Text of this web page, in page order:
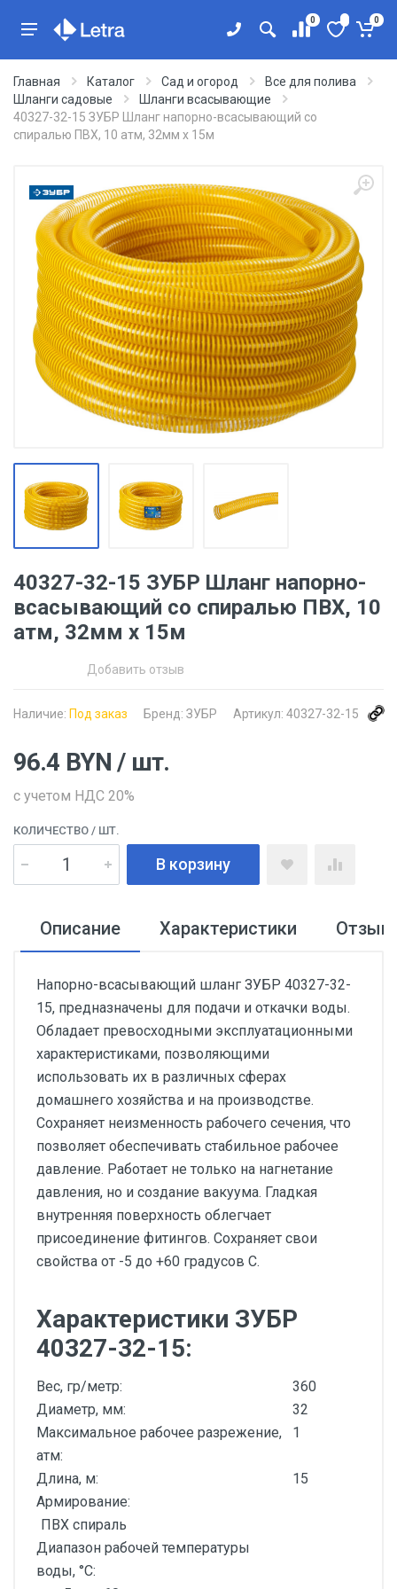
0 0
Главная Каталог Сад и огород
Все для полива
Шланги садовые
Шланги всасывающие
40327-32-15 ЗУБР Шланг напорно-всасывающий со
спиралью ПВХ, 10 атм, 32мм х 15м
40327-32-15 ЗУБР Шланг напорно-
всасывающий со спиралью ПВХ, 10
атм, 32мм х 15м
Добавить отзыв
Наличие: Под заказ Бренд: ЗУБР Артикул: 40327-32-15
96.4 BYN / шт.
с учетом НДС 20%
КОЛИЧЕСТВО / ШТ.
В корзину
Описание Характеристики
Напорно-всасывающий шланг ЗУБР 40327-32-
15, предназначены для подачи и откачки воды.
Обладает превосходными эксплуатационными
характеристиками, позволяющими
использовать их в различных сферах
домашнего хозяйства и на производстве.
Сохраняет неизменность рабочего сечения, что
позволяет обеспечивать стабильное рабочее
давление. Работает не только на нагнетание
давления, но и создание вакуума. Гладкая
внутренняя поверхность облегчает
присоединение фитингов. Сохраняет свои
свойства от -5 до +60 градусов С.
Характеристики ЗУБР
40327-32-15:
Вес, гр/метр:
360
Диаметр, мм:
32
Максимальное рабочее разрежение,
атм:
1
Длина, м:
15
Армирование:
ПВХ спираль
Диапазон рабочей температуры
воды, °С: